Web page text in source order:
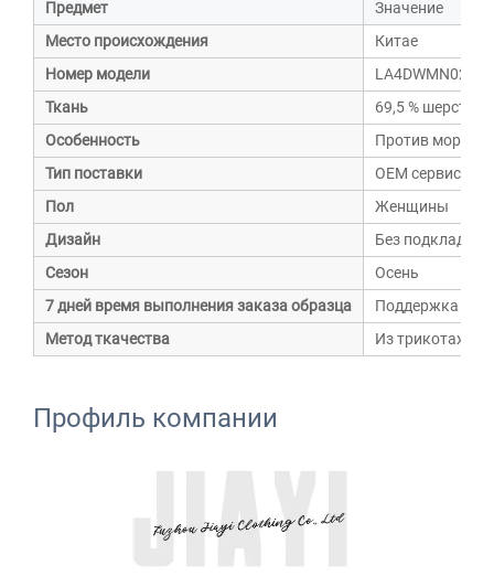
Предмет
Значение
Место происхождения
Китае
Номер модели
LA4DWMN0249
Ткань
69,5 % шерсти,
Особенность
Против морщин
Тип поставки
OEM сервис
Пол
Женщины
Дизайн
Без подкладки
Сезон
Осень
7 дней время выполнения заказа образца
Поддержка
Метод ткачества
Из трикотажа
Профиль компании